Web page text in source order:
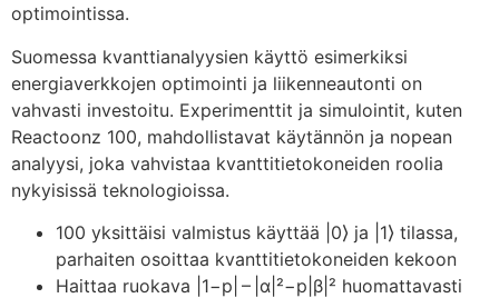
optimointissa.
Suomessa kvanttianalyysien käyttö esimerkiksi
energiaverkkojen optimointi ja liikenneautonti on
vahvasti investoitu. Experimenttit ja simulointit, kuten
Reactoonz 100, mahdollistavat käytännön ja nopean
analyysi, joka vahvistaa kvanttitietokoneiden roolia
nykyisissä teknologioissa.
100 yksittäisi valmistus käyttää |0⟩ ja |1⟩ tilassa,
parhaiten osoittaa kvanttitietokoneiden kekoon
Haittaa ruokava |1−p| – |α|²−p|β|² huomattavasti